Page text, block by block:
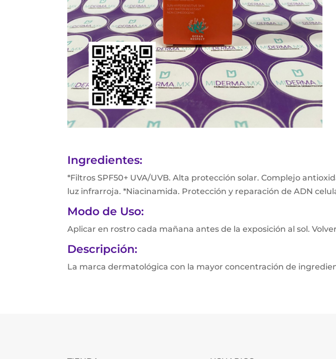
Ingredientes:
*Filtros SPF50+ UVA/UVB. Alta protección solar. Complejo
luz infrarroja. *Niacinamida. Protección y reparación de ADN
Modo de Uso:
Aplicar en rostro cada mañana antes de la exposición al sol.
Descripción:
La marca dermatológica con la mayor concentración de